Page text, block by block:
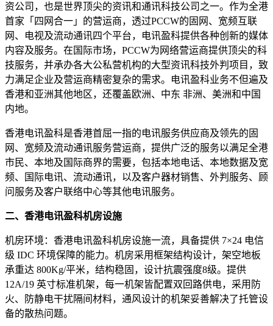
资公司，也是世界顶尖的资讯和通讯科技公司之一。作为全港
首家「四网合一」的营运商，透过PCCW的固网、宽频互联
网、电视及流动通讯四个平台，电讯盈科提供各种创新的媒体
内容及服务。在国际市场，PCCW为网络营运商提供顶尖的科
技服务，并承办各大公私营机构的大型资讯科技外判项目，致
力满足企业及营运商精密复杂的需求。电讯盈科业务不但遍及
香港和亚洲其他地区，还覆盖欧洲、中东 非洲、美洲和中国
内地。
香港电讯盈科是香港首屈一指的电讯服务供应商及领先的固
网、宽频及流动通讯服务营运商，提供广泛的服务以满足全港
市民、本地及国际商界的需要，包括本地电话、本地数据及宽
频、国际电讯、流动通讯，以及客户器材销售、外判服务、顾
问服务及客户联络中心等其他电讯服务。
二、香港电讯盈科机房设施
机房环境：香港电讯盈科机房设施一流，具备提供 7×24 电信
级 IDC 环境保障的能力。机房采用框架结构设计，架空地板
承重达 800Kg/平米，结构稳固，设计抗震强度8级。提供
12A/19 英寸标准机架，每一机架皆配置双回路供电，采用防
火、防静电干扰隔间材料，通风设计的机架妥善解决了托管设
备的散热问题。